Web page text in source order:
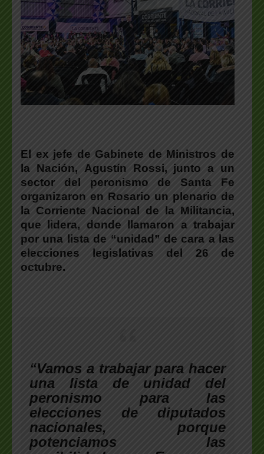
El ex jefe de Gabinete de Ministros de
la Nación, Agustín Rossi, junto a un
sector del peronismo de Santa Fe
organizaron en Rosario un plenario de
la Corriente Nacional de la Militancia,
que lidera, donde llamaron a trabajar
por una lista de “unidad” de cara a las
elecciones legislativas del 26 de
octubre.
“Vamos a trabajar para hacer
una lista de unidad del
peronismo para las
elecciones de diputados
nacionales, porque
potenciamos las